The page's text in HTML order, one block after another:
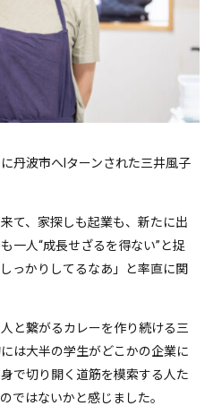
丹波市へIターンされた三井風子
て、家探しも起業も、新たに出
一人“成長せざるを得ない”と捉
っかりしてるなあ」と率直に関
と繋がるカレーを作り続ける三
は大半の学生がどこかの企業に
で切り開く道筋を模索する人た
ではないかと感じました。